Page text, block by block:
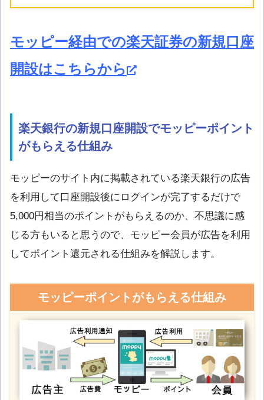
モッピー経由での楽天証券の新規口座
開設はこちらから
楽天銀行の新規口座開設でモッピーポイント
がもらえる仕組み
モッピーのサイト内に掲載されている楽天銀行の広告
を利用して口座開設後にログインが完了するだけで
5,000円相当のポイントがもらえるのか、不思議に感
じる方もいると思うので、モッピー会員が広告を利用
してポイント還元される仕組みを解説します。
モッピーポイントがもらえる仕組み